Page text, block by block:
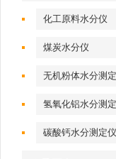
化工原料水分仪
煤炭水分仪
无机粉体水分测
氢氧化铝水分测
碳酸钙水分测定仪